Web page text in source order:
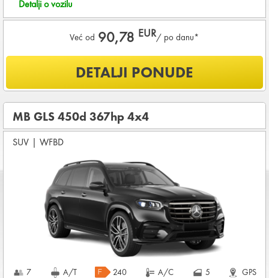
Detalji o vozilu
Već od 90,78 EUR/ po danu*
Šta je uključeno u ponudu?
OSNOVNI PAKET OSIGURANJA od štete (CDW) i krađe
(THW)
Koji su osnovni uslovi za najam vozila?
DEPOZIT NA KREDITNOJ KARTICI u iznosu od
3.600,00 EUR+ iznosa najma
Za ovu grupu vozila potrebne su DVE KREDITNE KARTICE
KOMPLETNI USLOVI NAJMA
DETALJI PONUDE
MB GLS 450d 367hp 4x4
SUV | WFBD
7 A/T 240 A/C 5 GPS